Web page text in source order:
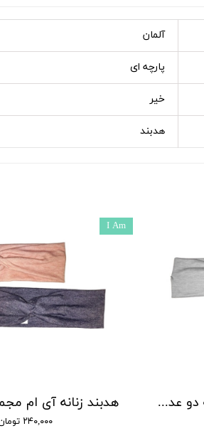
آلمان
پارچه ای
خیر
هدبند
۲۴۰,۰۰۰ تومان
I Am
هدبند زنانه آی ام مجموعه دو عددی مدل 2